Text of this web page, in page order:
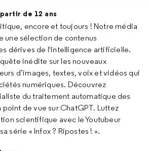
de 12 ans
encore et toujours ! Notre média
une sélection de contenus
dérives de l'intelligence artificielle.
inédite sur les nouveaux
d’images, textes, voix et vidéos qui
numériques. Découvrez
du traitement automatique des
point de vue sur ChatGPT. Luttez
scientifique avec le Youtubeur
série « Infox ? Ripostes ! ».